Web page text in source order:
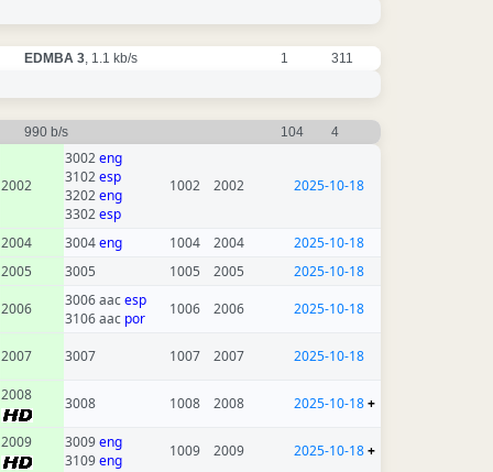
EDMBA 3, 1.1 kb/s 1 311
990 b/s 104 4
2002
3002eng
3102esp
3202eng
3302esp
1002 2002 2025-10-18
2004 3004eng 1004 2004
2025-10-18
2005 3005 1005 2005
2025-10-18
2006 3006 aacesp
3106 aac por
1006 2006 2025-10-18
2007 3007 1007 2007 2025-10-18
2008 3008 1008 2008 2025-10-18+
2009 3009eng
3109eng
1009 2009 2025-10-18+